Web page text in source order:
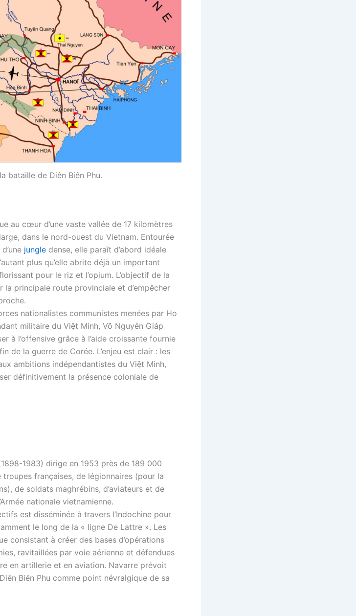
bataille de Diên Biên Phu.
au cœur d’une vaste vallée de 17 kilomètres
dans le nord-ouest du Vietnam. Entourée
jungle dense, elle paraît d’abord idéale
plus qu’elle abrite déjà un important
pour le riz et l’opium. L’objectif de la
principale route provinciale et d’empêcher
nationalistes communistes menées par Ho
militaire du Việt Minh, Võ Nguyên Giáp
à l’offensive grâce à l’aide croissante fournie
de la guerre de Corée. L’enjeu est clair : les
ambitions indépendantistes du Việt Minh,
définitivement la présence coloniale de
1983) dirige en 1953 près de 189 000
françaises, de légionnaires (pour la
de soldats maghrébins, d’aviateurs et de
nationale vietnamienne.
est disséminée à travers l’Indochine pour
le long de la « ligne De Lattre ». Les
consistant à créer des bases d’opérations
ravitaillées par voie aérienne et défendues
en artillerie et en aviation. Navarre prévoit
Biên Phu comme point névralgique de sa